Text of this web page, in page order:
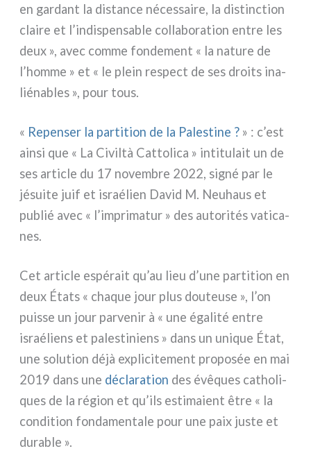
en gar­dant la distan­ce néces­sai­re, la distinc­tion
clai­re et l’indispensable col­la­bo­ra­tion entre les
deux », avec com­me fon­de­ment « la natu­re de
l’homme » et « le plein respect de ses droi­ts ina­
lié­na­bles », pour tous.
« Repenser la par­ti­tion de la Palestine ? » : c’est
ain­si que « La Civiltà Cattolica » inti­tu­lait un de
ses arti­cle du 17 novem­bre 2022, signé par le
jésui­te juif et israé­lien David M. Neuhaus et
publié avec « l’imprimatur » des auto­ri­tés vati­ca­
nes.
Cet arti­cle espé­rait qu’au lieu d’une par­ti­tion en
deux États « cha­que jour plus dou­teu­se », l’on
puis­se un jour par­ve­nir à « une éga­li­té entre
israé­liens et pale­sti­niens » dans un uni­que État,
une solu­tion déjà expli­ci­te­ment pro­po­sée en mai
2019 dans une décla­ra­tion des évê­ques catho­li­
ques de la région et qu’ils esti­ma­ient être « la
con­di­tion fon­da­men­ta­le pour une paix juste et
dura­ble ».